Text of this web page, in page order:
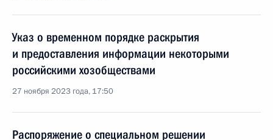
Указ о временном порядке раскрытия
и предоставления информации некоторыми
российскими хозобществами
27 ноября 2023 года, 17:50
Распоряжение о специальном решении